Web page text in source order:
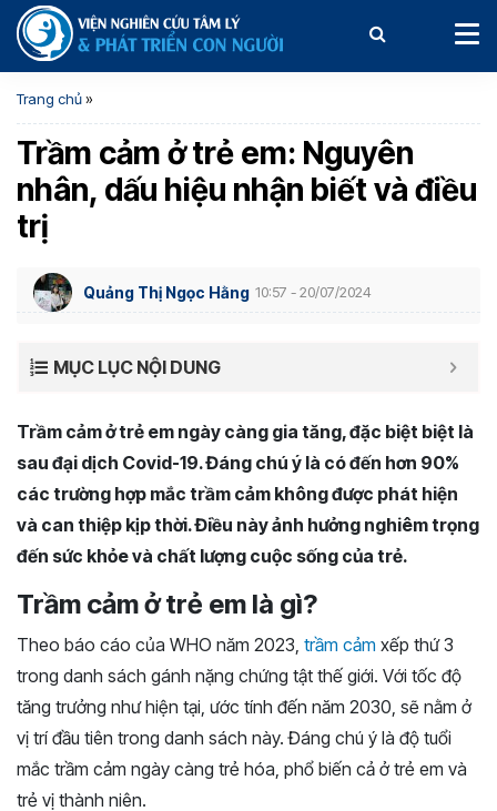
Trang chủ»
Trầm cảm ở trẻ em: Nguyên
nhân, dấu hiệu nhận biết và điều
trị
Quảng Thị Ngọc Hằng 10:57 - 20/07/2024
MỤC LỤC NỘI DUNG
Trầm cảm ở trẻ em ngày càng gia tăng, đặc biệt biệt là
sau đại dịch Covid-19. Đáng chú ý là có đến hơn 90%
các trường hợp mắc trầm cảm không được phát hiện
và can thiệp kịp thời. Điều này ảnh hưởng nghiêm trọng
đến sức khỏe và chất lượng cuộc sống của trẻ.
Trầm cảm ở trẻ em là gì?
Theo báo cáo của WHO năm 2023, trầm cảm xếp thứ 3
trong danh sách gánh nặng chứng tật thế giới. Với tốc độ
tăng trưởng như hiện tại, ước tính đến năm 2030, sẽ nằm ở
vị trí đầu tiên trong danh sách này. Đáng chú ý là độ tuổi
mắc trầm cảm ngày càng trẻ hóa, phổ biến cả ở trẻ em và
trẻ vị thành niên.